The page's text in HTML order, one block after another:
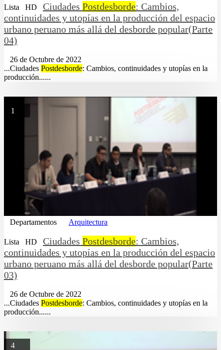
Lista HD Ciudades Postdesborde: Cambios,
continuidades y utopías en la producción del espacio
urbano peruano más allá del desborde popular(Parte
04)
26 de Octubre de 2022
...Ciudades Postdesborde: Cambios, continuidades y utopías en la
producción......
1
Departamentos Arquitectura
Lista HD Ciudades Postdesborde: Cambios,
continuidades y utopías en la producción del espacio
urbano peruano más allá del desborde popular(Parte
03)
26 de Octubre de 2022
...Ciudades Postdesborde: Cambios, continuidades y utopías en la
producción......
4